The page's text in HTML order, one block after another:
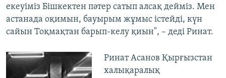
екеуіміз Бішкектен пәтер сатып алсақ дейміз. Мен
астанада оқимын, бауырым жұмыс істейді, күн
сайын Тоқмақтан барып-келу қиын", – деді Ринат.
Ринат Асанов Қырғызстан
халықаралық